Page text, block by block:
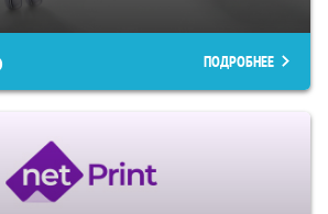
ПОДРОБНЕЕ